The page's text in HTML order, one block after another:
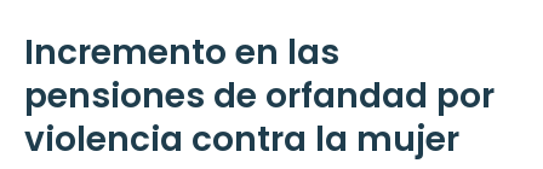
Incremento en las
pensiones de orfandad por
violencia contra la mujer